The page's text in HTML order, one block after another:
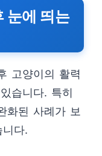
눈에 띄는
고양이의 활력
습니다. 특히
화된 사례가 보
다.